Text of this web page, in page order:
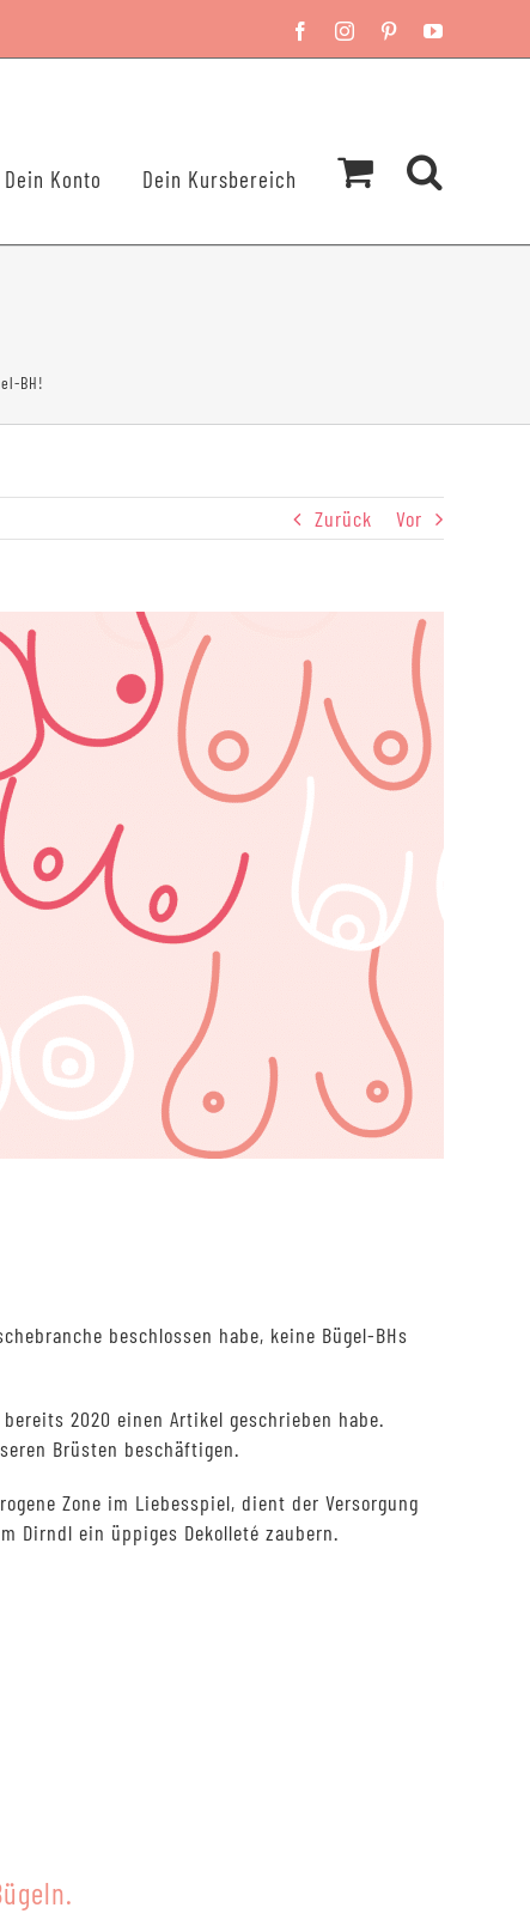
FacebookInstagram
Pinterest
Dein Konto Dein Kursbereich
BH!
Zurück Vor
beschlossen habe, keine Bügel-BHs
2020 einen Artikel geschrieben habe.
Brüsten beschäftigen.
Zone im Liebesspiel, dient der Versorgung
Dirndl ein üppiges Dekolleté zaubern.